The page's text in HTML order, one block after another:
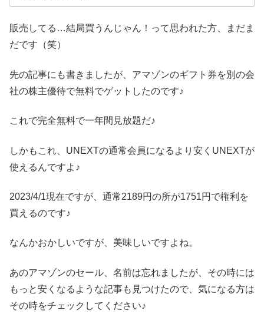
販売してる…結局買うんじゃん！って思われた方、まだま
だです（笑）
先の記事にも書きましたが、アマゾンのギフト券を別の会
社の株主優待で無料でゲットしたのです♪
これで完全無料で一年間見放題だ♪
しかもこれ、UNEXTの通常会員になるより安くUNEXTが
使えるんですよ♪
2023/4/1現在ですが、通常2189円の所が1751円で権利を
買えるのです♪
なんかおかしいですが、美味しいですよね。
あのアマゾンのセール、名前は忘れましたが、その時には
もっと安くなるような記事も見つけたので、気になる方は
その時をチェックしてください♪